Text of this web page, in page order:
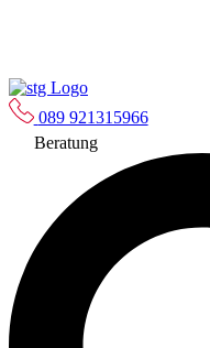
089 921315966
Beratung